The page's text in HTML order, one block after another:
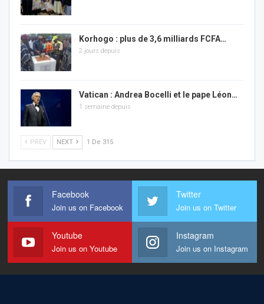
Korhogo : plus de 3,6 milliards FCFA…
2 jours depuis
Vatican : Andrea Bocelli et le pape Léon…
1 semaine depuis
PREV NEXT 1 De 315
Facebook
Join us on Facebook
Twitter
Join us on Twitter
Youtube
Join us on Youtube
Instagram
Join us on Instagram